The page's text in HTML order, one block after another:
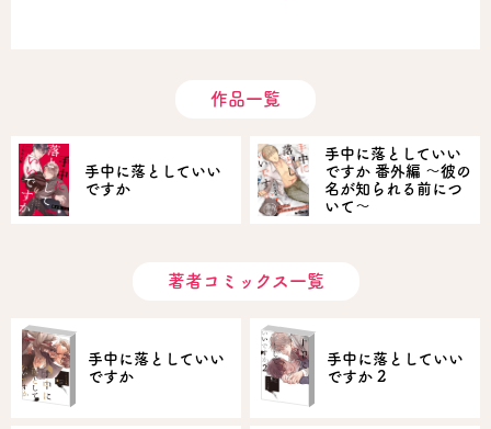
作品一覧
手中に落としていい
ですか
手中に落としていい
ですか 番外編 ～彼の
名が知られる前につ
いて～
著者コミックス一覧
手中に落としていい
ですか
手中に落としていい
ですか 2